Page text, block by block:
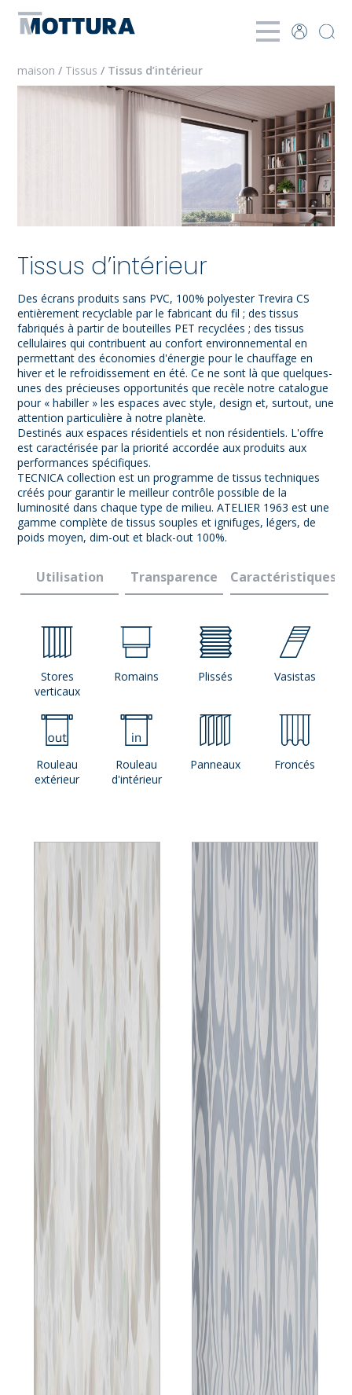
maison / Tissus / Tissus d’intérieur
Tissus d’intérieur
Des écrans produits sans PVC, 100% polyester Trevira CS
entièrement recyclable par le fabricant du fil ; des tissus
fabriqués à partir de bouteilles PET recyclées ; des tissus
cellulaires qui contribuent au confort environnemental en
permettant des économies d'énergie pour le chauffage en
hiver et le refroidissement en été. Ce ne sont là que quelques-
unes des précieuses opportunités que recèle notre catalogue
pour « habiller » les espaces avec style, design et, surtout, une
attention particulière à notre planète.
Destinés aux espaces résidentiels et non résidentiels. L'offre
est caractérisée par la priorité accordée aux produits aux
performances spécifiques.
TECNICA collection est un programme de tissus techniques
créés pour garantir le meilleur contrôle possible de la
luminosité dans chaque type de milieu. ATELIER 1963 est une
gamme complète de tissus souples et ignifuges, légers, de
poids moyen, dim-out et black-out 100%.
Utilisation Transparence Caractéristiques
Stores
verticaux
Romains Plissés Vasistas
Rouleau
extérieur
Rouleau
d'intérieur
Panneaux Froncés